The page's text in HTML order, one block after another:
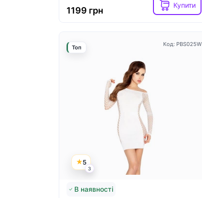
1199 грн
Купити
Код: PBS025W
5
3
Топ
В наявності